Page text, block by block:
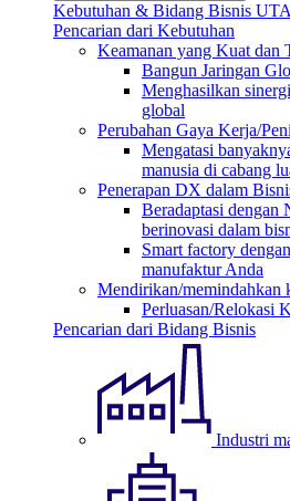
Kebutuhan & Bidang Bisnis
Pencarian dari Kebutuhan
Keamanan yang Kuat dan
Bangun Jaringan
Menghasilkan
global
Perubahan Gaya Kerja/
Mengatasi
manusia di cabang
Penerapan DX dalam
Beradaptasi dengan
berinovasi dalam
Smart factory
manufaktur Anda
Mendirikan/memindahkan
Perluasan/Relokasi
Pencarian dari Bidang Bisnis
Industri